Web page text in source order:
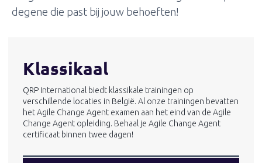
degene die past bij jouw behoeften!
Klassikaal
QRP International biedt klassikale trainingen op
verschillende locaties in België. Al onze trainingen bevatten
het Agile Change Agent examen aan het eind van de Agile
Change Agent opleiding. Behaal je Agile Change Agent
certificaat binnen twee dagen!